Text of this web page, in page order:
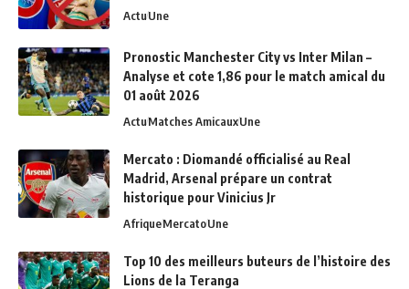
ActuUne
Pronostic Manchester City vs Inter Milan –
Analyse et cote 1,86 pour le match amical du
01 août 2026
ActuMatches AmicauxUne
Mercato : Diomandé officialisé au Real
Madrid, Arsenal prépare un contrat
historique pour Vinicius Jr
AfriqueMercatoUne
Top 10 des meilleurs buteurs de l’histoire des
Lions de la Teranga